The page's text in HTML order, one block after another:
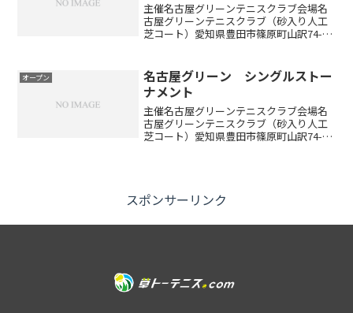
主催名古屋グリーンテニスクラブ会場名
古屋グリーンテニスクラブ（砂入り人工
芝コート）愛知県豊田市篠原町山訳74-1
ンセル待ちとなります）大会日程開催月
開催日10月7日（...
オープン
名古屋グリーン シングルストー
ナメント
主催名古屋グリーンテニスクラブ会場名
古屋グリーンテニスクラブ（砂入り人工
芝コート）愛知県豊田市篠原町山訳74-1
スポンサーリンク